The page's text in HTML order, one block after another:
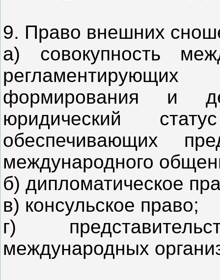
9. Право внешних
а) совокупность
формирования и
юридический
обеспечивающих
международного
б) дипломатическое
в) консульское право;
г)
международных